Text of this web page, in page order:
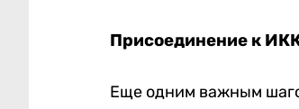
Присоединение к
Еще одним важным